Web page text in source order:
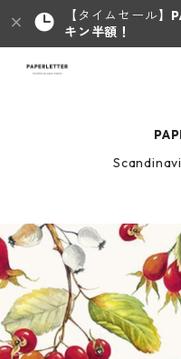
【タイムセール】
キン半額！